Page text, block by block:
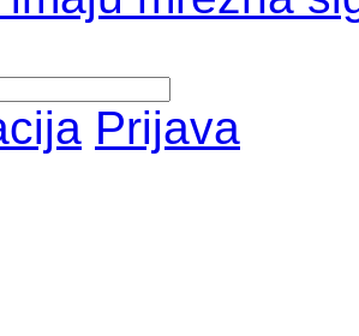
Prijava